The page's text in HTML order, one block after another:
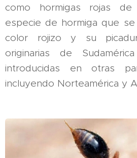
como hormigas rojas
especie de hormiga que
color rojizo y su
originarias de
introducidas en otras
incluyendo Norteamérica y